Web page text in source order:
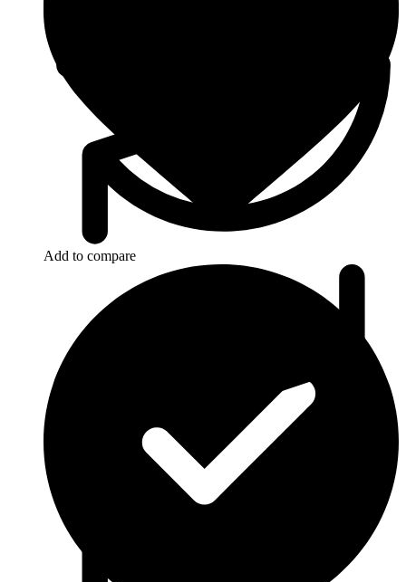
Add to compare